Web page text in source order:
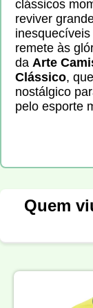
clássicos
reviver
remete às
da Arte
Clássico,
nostálgico
pelo esporte
Quem